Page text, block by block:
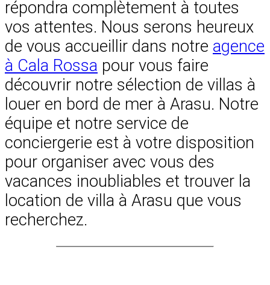
répondra complètement à toutes
vos attentes. Nous serons heureux
de vous accueillir dans notre agence
à Cala Rossa pour vous faire
découvrir notre sélection de villas à
louer en bord de mer à Arasu. Notre
équipe et notre service de
conciergerie est à votre disposition
pour organiser avec vous des
vacances inoubliables et trouver la
location de villa à Arasu que vous
recherchez.